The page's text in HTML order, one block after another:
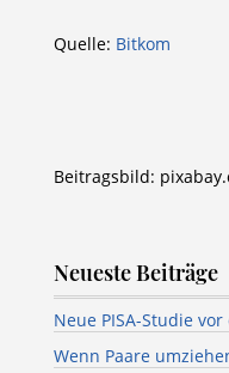
Quelle: Bitkom
Beitragsbild:
Neueste Beiträge
Neue PISA-Studie
Wenn Paare